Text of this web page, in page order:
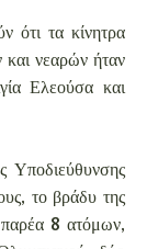
ότι τα κίνητρα
νεαρών ήταν
Ελεούσα και
Υποδιεύθυνσης
το βράδυ της
8 ατόμων,